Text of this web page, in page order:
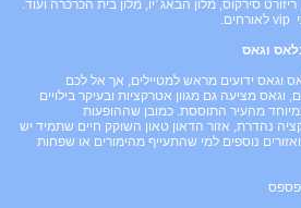
ונציה, ריזורט סירקוס, מלון הבאג׳יו, מלון בית הכרכרה ועוד.
vip לאורחים.
וגאס
וגאס ידועים מראש למטיילים, אך אל לכם
וגאס מציעה גם מגוון אטרקציות ובעיקר בילויים
מהעיר התוססת. כמובן שההופעות
נהדרת, אזור הדאון טאון השוקק חיים שתמיד יש
נוספים למי שהתעייף מהימורים או שפחות